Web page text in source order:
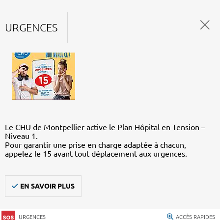
URGENCES
Le CHU de Montpellier active le Plan Hôpital en Tension –
Niveau 1.
Pour garantir une prise en charge adaptée à chacun,
appelez le 15 avant tout déplacement aux urgences.
EN SAVOIR PLUS
URGENCES ACCÈS RAPIDES